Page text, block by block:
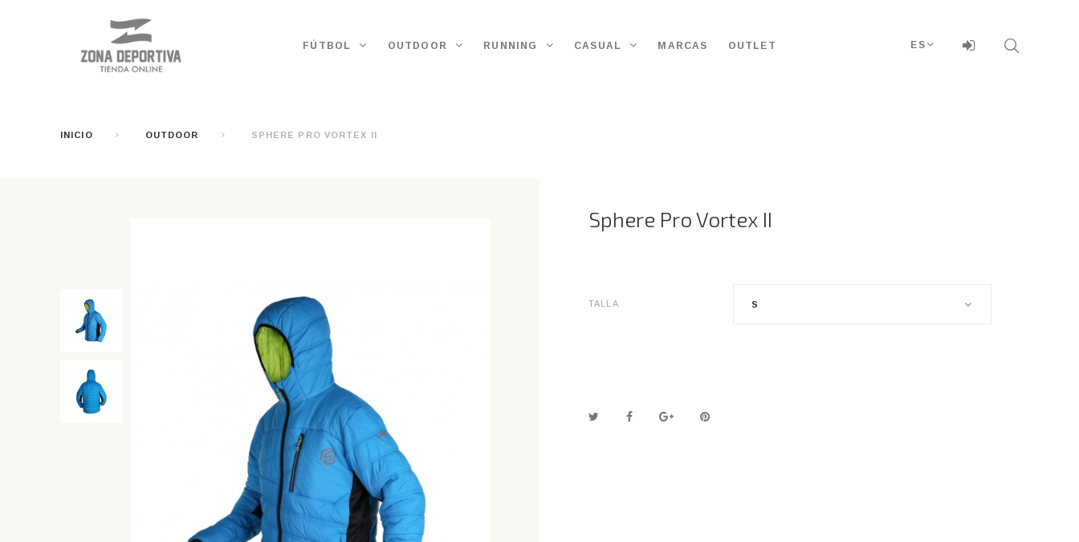
FÚTBOL OUTDOOR RUNNING CASUAL MARCAS OUTLET ES
INICIO OUTDOOR SPHERE PRO VORTEX II
Sphere Pro Vortex II
TALLA S